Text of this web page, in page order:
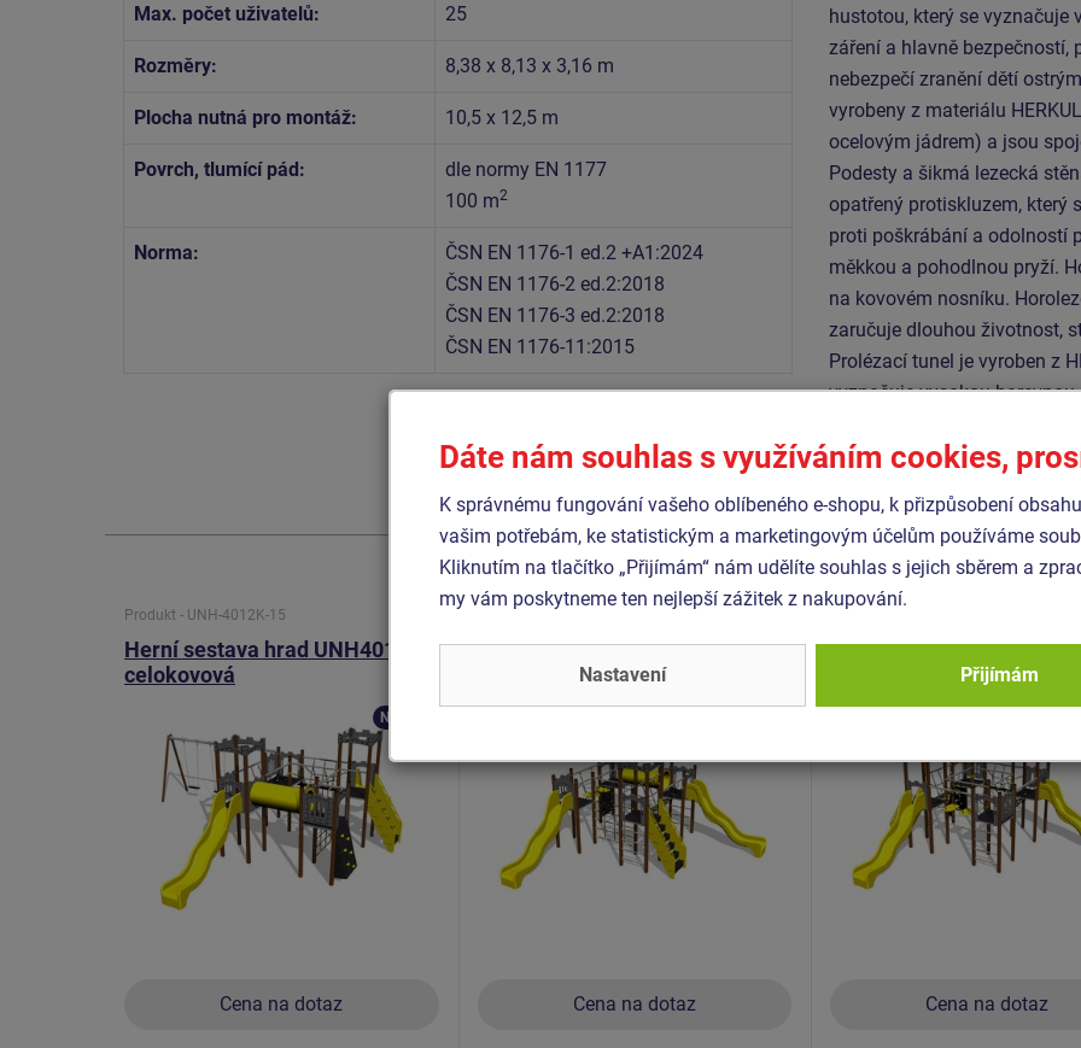
Max. počet uživatelů: 25
Rozměry: 8,38 x 8,13 x 3,16 m
Plocha nutná pro montáž: 10,5 x 12,5 m
Povrch, tlumící pád:
dle normy EN 1177
100 m2
Norma:
ČSN EN 1176-1 ed.2 +A1:2024
ČSN EN 1176-2 ed.2:2018
ČSN EN 1176-3 ed.2:2018
ČSN EN 1176-11:2015
hustotou, který se vyznačuje
záření a hlavně bezpečností,
nebezpečí zranění dětí
vyrobeny z materiálu
ocelovým jádrem) a jsou
Podesty a šikmá lezecká
opatřený protiskluzem, který
proti poškrábání a odolností
měkkou a pohodlnou pryží.
na kovovém nosníku.
zaručuje dlouhou životnost,
Prolézací tunel je vyroben z
vyznačuje vysokou
spojovací materiál je
Podobnézboží
Produkt - UNH-4012K-15
Herní sestava hrad UNH4012K -
celokovová
Cena na dotaz
Novinka
Produkt - UNH-4018K-15
Herní sestava hrad UNH4018K -
celokovová
Cena na dotaz
Produkt - UNH-4010K-15
Herní sestava hrad
Cena na dotaz
Dáte nám souhlas s využíváním cookies,
K správnému fungování vašeho oblíbeného e-shopu, k přizpůsobení
vašim potřebám, ke statistickým a marketingovým účelům používáme
Kliknutím na tlačítko „Přijímám“ nám udělíte souhlas s jejich sběrem a
my vám poskytneme ten nejlepší zážitek z nakupování.
Nastavení Přijímám